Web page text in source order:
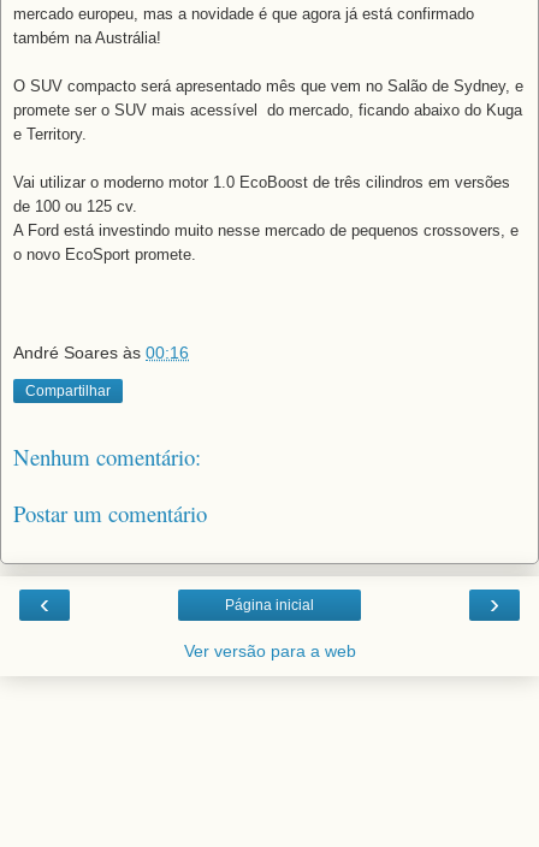
mercado europeu, mas a novidade é que agora já está confirmado
também na Austrália!
O SUV compacto será apresentado mês que vem no Salão de Sydney, e
promete ser o SUV mais acessível do mercado, ficando abaixo do Kuga
e Territory.
Vai utilizar o moderno motor 1.0 EcoBoost de três cilindros em versões
de 100 ou 125 cv.
A Ford está investindo muito nesse mercado de pequenos crossovers, e
o novo EcoSport promete.
André Soares às 00:16
Compartilhar
Nenhum comentário:
Postar um comentário
‹ ›
Página inicial
Ver versão para a web